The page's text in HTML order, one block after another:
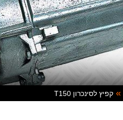
קפיץ לסינכרון T150